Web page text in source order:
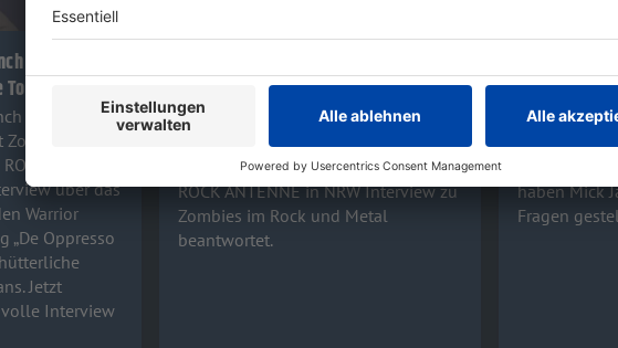
sind zurück!
Bathory
über das
Warrior
„De Oppresso
Jetzt
Interview
kometenhaften Aufstieg der
Power-Metal-Zombies!
Dr. Dead persönlich von Dominum
hat uns alle Fragen im exklusiven
ROCK ANTENNE in NRW Interview zu
Zombies im Rock und Metal
beantwortet.
Mick Jagger
Album
Die Rolling
haben Mick
Fragen